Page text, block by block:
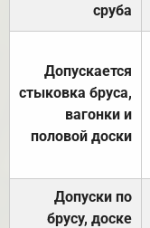
сруба
Допускается
стыковка бруса,
вагонки и
половой доски
Допуски по
брусу, доске